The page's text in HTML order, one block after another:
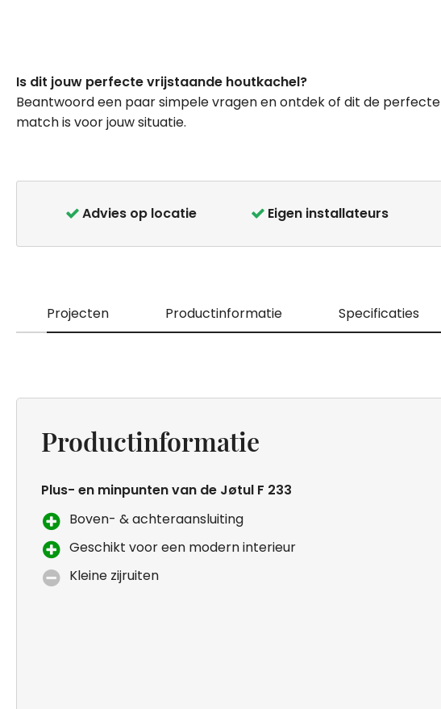
naar
het
begin
afbeeldingen-
Is dit jouw perfecte vrijstaande houtkachel?
Beantwoord een paar simpele vragen en ontdek of dit de perfecte
match is voor jouw situatie.
Advies op locatie Eigen installateurs
Projecten Productinformatie Specificaties
Productinformatie
Plus- en minpunten van de Jøtul F 233
Boven- & achteraansluiting
Geschikt voor een modern interieur
Kleine zijruiten